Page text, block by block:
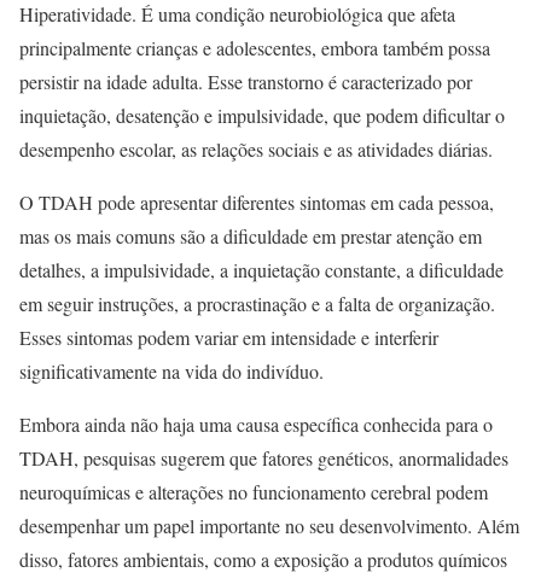
Hiperatividade. É uma condição neurobiológica que afeta
principalmente crianças e adolescentes, embora também possa
persistir na idade adulta. Esse transtorno é caracterizado por
inquietação, desatenção e impulsividade, que podem dificultar o
desempenho escolar, as relações sociais e as atividades diárias.
O TDAH pode apresentar diferentes sintomas em cada pessoa,
mas os mais comuns são a dificuldade em prestar atenção em
detalhes, a impulsividade, a inquietação constante, a dificuldade
em seguir instruções, a procrastinação e a falta de organização.
Esses sintomas podem variar em intensidade e interferir
significativamente na vida do indivíduo.
Embora ainda não haja uma causa específica conhecida para o
TDAH, pesquisas sugerem que fatores genéticos, anormalidades
neuroquímicas e alterações no funcionamento cerebral podem
desempenhar um papel importante no seu desenvolvimento. Além
disso, fatores ambientais, como a exposição a produtos químicos